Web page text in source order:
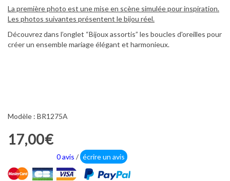
La première photo est une mise en scène simulée pour inspiration.
Les photos suivantes présentent le bijou réel.
Découvrez dans l’onglet “Bijoux assortis” les boucles d'oreilles pour
créer un ensemble mariage élégant et harmonieux.
Modèle : BR1275A
17,00€
0 avis / écrire un avis